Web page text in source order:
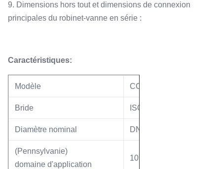
9. Dimensions hors tout et dimensions de connexion
principales du robinet-vanne en série :
Caractéristiques:
Modèle CCQ-400B
Bride ISO-K/F, CF
Diamètre nominal DN400
(Pennsylvanie)
domaine d'application
105